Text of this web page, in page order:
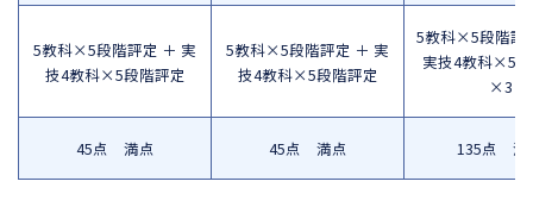
5教科×5段階評定 ＋ 実
技4教科×5段階評定
45点 満点
5教科×5段階評定 ＋ 実
技4教科×5段階評定
45点 満点
5教科×5段階評
実技4教科×5
×3
135点 満